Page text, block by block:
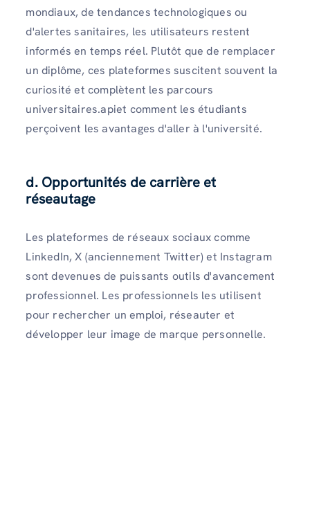
mondiaux, de tendances technologiques ou
d'alertes sanitaires, les utilisateurs restent
informés en temps réel. Plutôt que de remplacer
un diplôme, ces plateformes suscitent souvent la
curiosité et complètent les parcours
universitaires.apiet comment les étudiants
perçoivent les avantages d'aller à l'université.
d. Opportunités de carrière et
réseautage
Les plateformes de réseaux sociaux comme
LinkedIn, X (anciennement Twitter) et Instagram
sont devenues de puissants outils d'avancement
professionnel. Les professionnels les utilisent
pour rechercher un emploi, réseauter et
développer leur image de marque personnelle.